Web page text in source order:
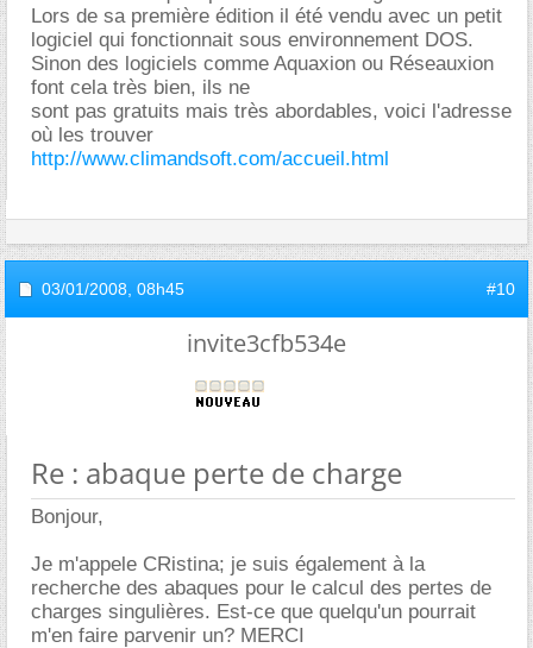
Lors de sa première édition il été vendu avec un petit
logiciel qui fonctionnait sous environnement DOS.
Sinon des logiciels comme Aquaxion ou Réseauxion
font cela très bien, ils ne
sont pas gratuits mais très abordables, voici l'adresse
où les trouver
http://www.climandsoft.com/accueil.html
03/01/2008, 08h45 #10
invite3cfb534e
Re : abaque perte de charge
Bonjour,
Je m'appele CRistina; je suis également à la
recherche des abaques pour le calcul des pertes de
charges singulières. Est-ce que quelqu'un pourrait
m'en faire parvenir un? MERCI